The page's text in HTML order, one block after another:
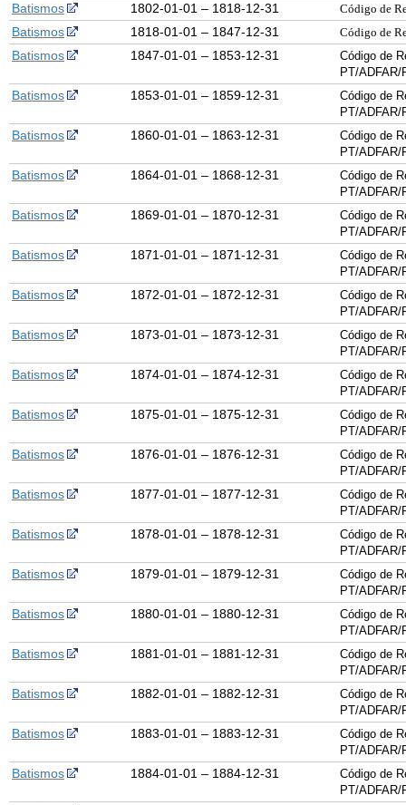
Batismos 1802-01-01 – 1818-12-31 Código de
Batismos 1818-01-01 – 1847-12-31 Código de
Batismos 1847-01-01 – 1853-12-31
Código de
PT/ADFAR/
Batismos 1853-01-01 – 1859-12-31
Código de
PT/ADFAR/
Batismos 1860-01-01 – 1863-12-31
Código de
PT/ADFAR/
Batismos 1864-01-01 – 1868-12-31
Código de
PT/ADFAR/
Batismos 1869-01-01 – 1870-12-31
Código de
PT/ADFAR/
Batismos 1871-01-01 – 1871-12-31
Código de
PT/ADFAR/
Batismos 1872-01-01 – 1872-12-31
Código de
PT/ADFAR/
Batismos 1873-01-01 – 1873-12-31
Código de
PT/ADFAR/
Batismos 1874-01-01 – 1874-12-31
Código de
PT/ADFAR/
Batismos 1875-01-01 – 1875-12-31
Código de
PT/ADFAR/
Batismos 1876-01-01 – 1876-12-31
Código de
PT/ADFAR/
Batismos 1877-01-01 – 1877-12-31
Código de
PT/ADFAR/
Batismos 1878-01-01 – 1878-12-31
Código de
PT/ADFAR/
Batismos 1879-01-01 – 1879-12-31
Código de
PT/ADFAR/
Batismos 1880-01-01 – 1880-12-31
Código de
PT/ADFAR/
Batismos 1881-01-01 – 1881-12-31
Código de
PT/ADFAR/
Batismos 1882-01-01 – 1882-12-31
Código de
PT/ADFAR/
Batismos 1883-01-01 – 1883-12-31
Código de
PT/ADFAR/
Batismos 1884-01-01 – 1884-12-31
Código de
PT/ADFAR/